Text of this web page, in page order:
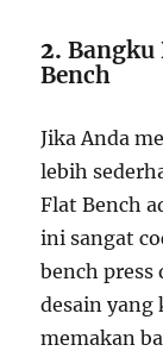
2.Bangku
Bench
Jika Anda
lebih
Flat Bench
ini sangat
bench press
desain
memakan